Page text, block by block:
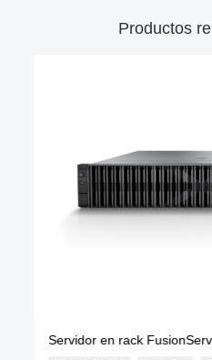
Productos
Servidor en rack